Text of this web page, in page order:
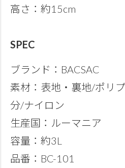
高さ：約15cm
SPEC
ブランド：BACSAC
素材：表地・裏地/ポリ
分/ナイロン
生産国：ルーマニア
容量：約3L
品番：BC-101